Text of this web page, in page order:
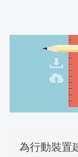
為行動裝置